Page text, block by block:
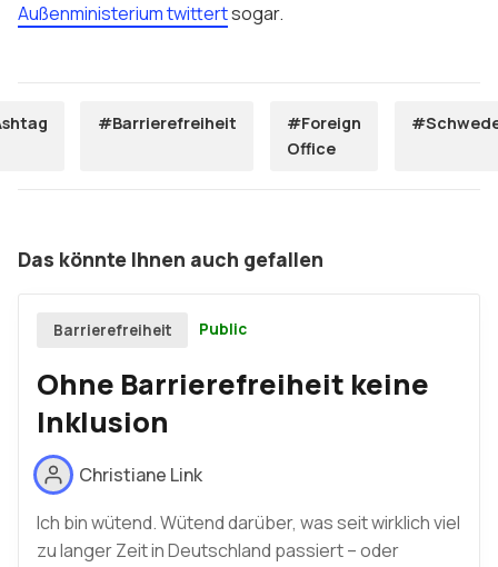
Außenministerium twittertsogar.
#Barrierefreiheit
#Foreign
Office
Das könnte Ihnen auch gefallen
Barrierefreiheit Public
Ohne Barrierefreiheit keine
Inklusion
Christiane Link
Ich bin wütend. Wütend darüber, was seit wirklich viel
zu langer Zeit in Deutschland passiert – oder